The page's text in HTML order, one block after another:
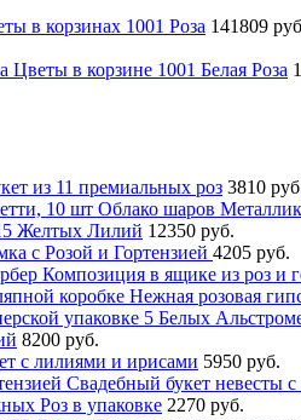
в корзинах 1001 Роза 141809
Цветы в корзине 1001 Белая Роза
из 11 премиальных роз 3810
Облако шаров
Желтых Лилий 12350 руб.
с Розой и Гортензией 4205 руб.
Композиция в ящике из роз и
Нежная розовая
5 Белых
8200 руб.
с лилиями и ирисами 5950 руб.
Свадебный букет невесты с
Роз в упаковке 2270 руб.